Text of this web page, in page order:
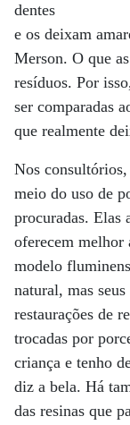
dentes
e os deixam
Merson. O que
resíduos. Por
ser comparadas
que realmente
Nos
meio do uso de
procuradas. Elas
oferecem melhor
modelo
natural, mas
restaurações de
trocadas por
criança e tenho
diz a bela. Há
das resinas que